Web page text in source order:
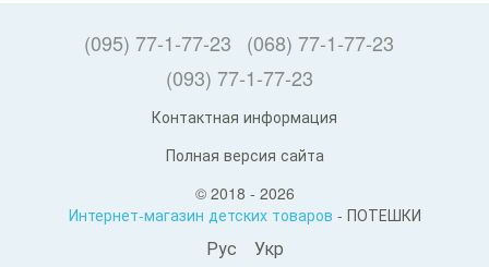
(095) 77-1-77-23
(068) 77-1-77-23
(093) 77-1-77-23
Контактная информация
Полная версия сайта
© 2018 - 2026
Интернет-магазин детских товаров - ПОТЕШКИ
Рус Укр